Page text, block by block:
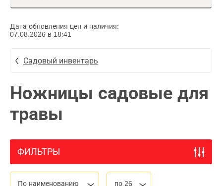
Дата обновления цен и наличия:
07.08.2026 в 18:41
Садовый инвентарь
Ножницы садовые для
травы
ФИЛЬТРЫ
По наименованию по 26